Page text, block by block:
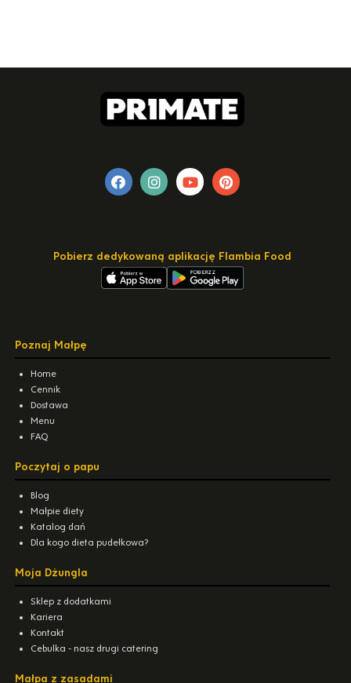
Pobierz dedykowaną aplikację Flambia Food
Poznaj Małpę
Home
Cennik
Dostawa
Menu
FAQ
Poczytaj o papu
Blog
Małpie diety
Katalog dań
Dla kogo dieta pudełkowa?
Moja Dżungla
Sklep z dodatkami
Kariera
Kontakt
Cebulka - nasz drugi catering
Małpa z zasadami